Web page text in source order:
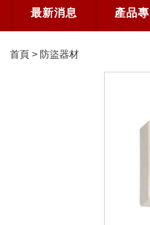
最新消息 產品
首頁 > 防盜器材